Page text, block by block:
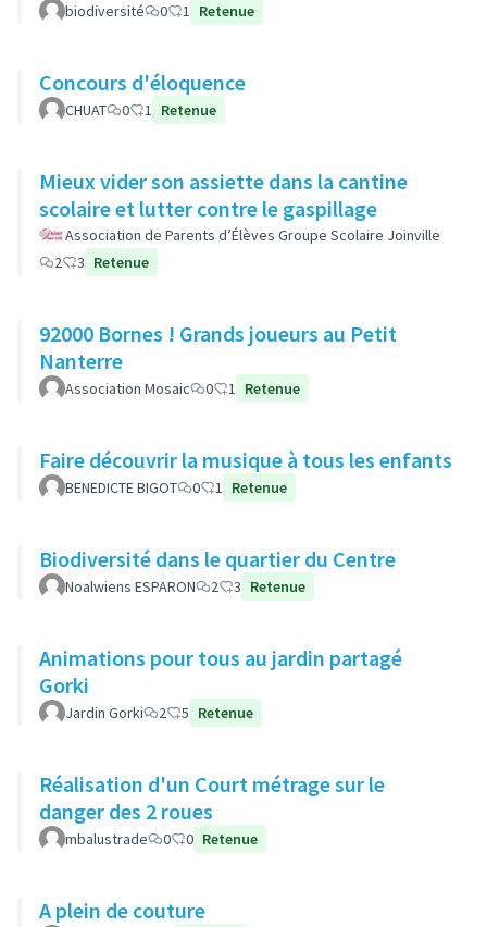
biodiversité 0 1 Retenue
Concours d'éloquence
CHUAT 0 1 Retenue
Mieux vider son assiette dans la cantine
scolaire et lutter contre le gaspillage
Association de Parents d’Élèves Groupe Scolaire Joinville
2
3 Retenue
92000 Bornes ! Grands joueurs au Petit
Nanterre
Association Mosaic 0 1 Retenue
Faire découvrir la musique à tous les enfants
BENEDICTE BIGOT 0 1 Retenue
Biodiversité dans le quartier du Centre
Noalwiens ESPARON 2 3 Retenue
Animations pour tous au jardin partagé
Gorki
Jardin Gorki 2 5 Retenue
Réalisation d'un Court métrage sur le
danger des 2 roues
mbalustrade 0 0 Retenue
A plein de couture